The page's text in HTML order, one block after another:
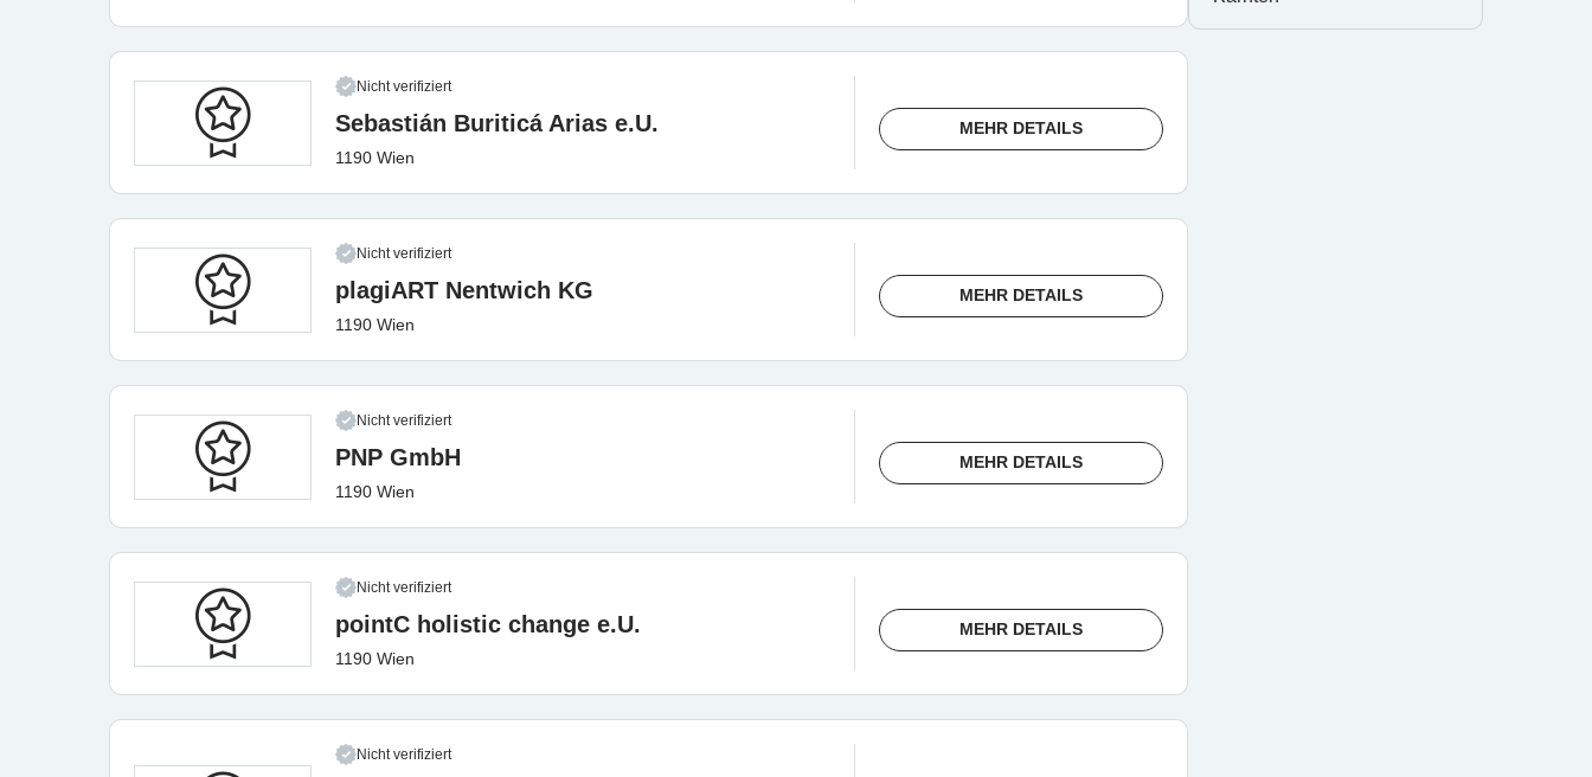
Nicht verifiziert
Sebastián Buriticá Arias e.U.
1190 Wien
MEHR DETAILS
Nicht verifiziert
plagiART Nentwich KG
1190 Wien
MEHR DETAILS
Nicht verifiziert
PNP GmbH
1190 Wien
MEHR DETAILS
Nicht verifiziert
pointC holistic change e.U.
1190 Wien
MEHR DETAILS
Nicht verifiziert